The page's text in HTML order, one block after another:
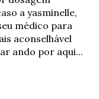
a yasminelle,
médico para
aconselhável
ando por aqui...